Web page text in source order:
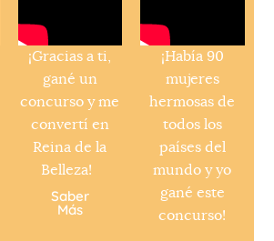
¡Gracias a ti,
gané un
concurso y me
convertí en
Reina de la
Belleza!
Saber
Más
¡Había 90
mujeres
hermosas de
todos los
países del
mundo y yo
gané este
concurso!